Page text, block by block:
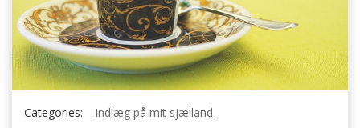
Categories:
indlæg på mit sjælland